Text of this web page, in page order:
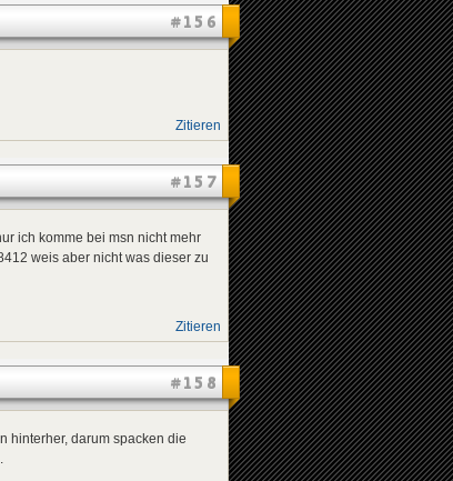
#156
Zitieren
#157
ich komme bei msn nicht mehr
weis aber nicht was dieser zu
Zitieren
#158
hinterher, darum spacken die